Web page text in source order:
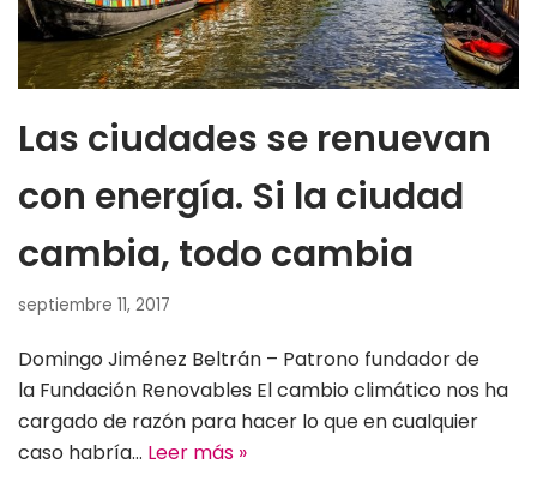
Las ciudades se renuevan
con energía. Si la ciudad
cambia, todo cambia
septiembre 11, 2017
Domingo Jiménez Beltrán – Patrono fundador de
la Fundación Renovables El cambio climático nos ha
cargado de razón para hacer lo que en cualquier
caso habría… Leer más »